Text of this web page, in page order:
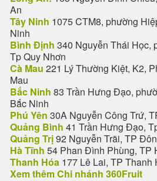
An
Tây Ninh 1075 CTM8, phường
Ninh
Bình Định 340 Nguyễn Thái Học,
Tp Quy Nhơn
Cà Mau 221 Lý Thường Kiệt, K2,
Mau
Bắc Ninh 83 Trần Hưng Đạo,
Bắc Ninh
Phú Yên 30A Nguyễn Công Trứ,
Quảng Bình 41 Trần Hưng Đạo,
Quảng Trị92 Nguyễn Trãi, TP
Hà Tĩnh 54 Phan Đình Phùng, TP
Thanh Hóa 177 Lê Lai, TP Thanh
Xem thêm Chi nhánh 360Fruit